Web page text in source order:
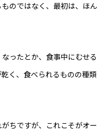
のではなく、最初は、ほん
ったとか、食事中にむせる
く、食べられるものの種類
ちですが、これこそがオー